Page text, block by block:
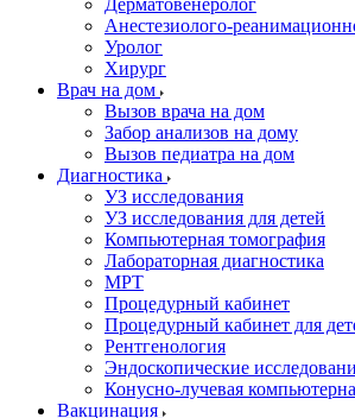
Дерматовенеролог
Анестезиолого-
Уролог
Хирург
Врач на дом
Вызов врача на дом
Забор анализов на дому
Вызов педиатра на дом
Диагностика
УЗ исследования
УЗ исследования для детей
Компьютерная томография
Лабораторная диагностика
МРТ
Процедурный кабинет
Процедурный кабинет для
Рентгенология
Эндоскопические
Конусно-лучевая
Вакцинация